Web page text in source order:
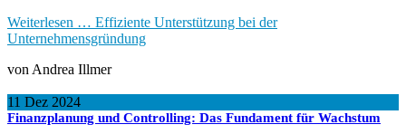
Weiterlesen … Effiziente Unterstützung bei der
Unternehmensgründung
von Andrea Illmer
11 Dez 2024
Finanzplanung und Controlling: Das Fundament für Wachstum